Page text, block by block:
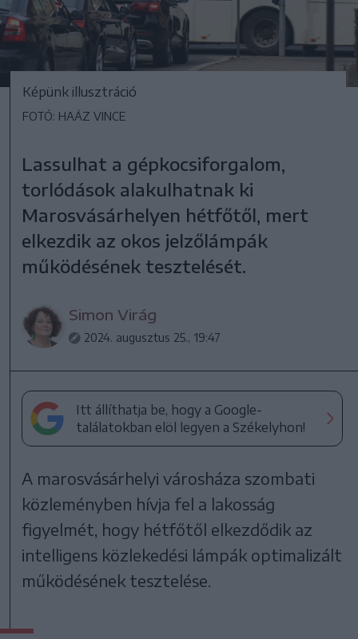
Képünk illusztráció
FOTÓ: HAÁZ VINCE
Lassulhat a gépkocsiforgalom,
torlódások alakulhatnak ki
Marosvásárhelyen hétfőtől, mert
elkezdik az okos jelzőlámpák
működésének tesztelését.
Simon Virág
2024. augusztus 25., 19:47
Itt állíthatja be, hogy a Google-
találatokban elöl legyen a Székelyhon!
A marosvásárhelyi városháza szombati
közleményben hívja fel a lakosság
figyelmét, hogy hétfőtől elkezdődik az
intelligens közlekedési lámpák optimalizált
működésének tesztelése.